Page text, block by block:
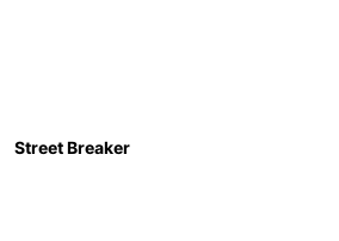
Street Breaker